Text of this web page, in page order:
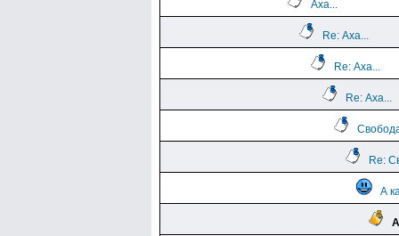
Аха...
Re: Аха...
Re: Аха...
Re: Аха...
Re:
А